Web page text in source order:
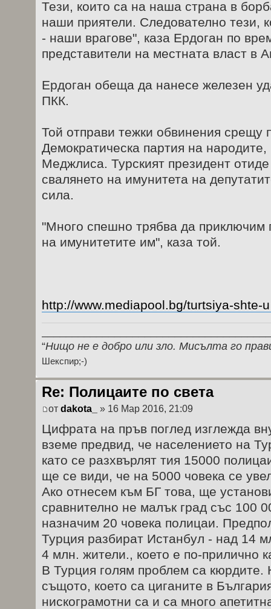
Тези, които са на наша страна в
наши приятели. Следователно тези,
- наши врагове", каза Ердоган по
представители на местната власт в
Ердоган обеща да нанесе железен
ПКК.
Той отправи тежки обвинения срещу
Демократическа партия на народите,
Меджлиса. Турският президент
свалянето на имунитета на
сила.
"Много спешно трябва да приключим
на имунитетите им", каза той.
http://www.mediapool.bg/turtsiya-shte-
“Нищо не е добро или зло. Мисълта го
Шекспир;-)
Re: Полицаите по света
от dakota_ » 16 Мар 2016, 21:09
Цифрата на пръв поглед изглежда
вземе предвид, че населението на
като се разхвърлят тия 15000
ще се види, че на 5000 човека се
Ако отнесем към БГ това, ще
сравнително не малък град със 100
назначим 20 човека полицаи.
Турция разбират Истанбул - над 14
4 млн. жители., което е по-прилично
В Турция голям проблем са кюрдите.
същото, което са циганите в
нискограмотни са и са много